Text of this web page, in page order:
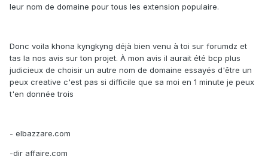
leur nom de domaine pour tous les extension populaire.
Donc voila khona kyngkyng déjà bien venu à toi sur forumdz et
tas la nos avis sur ton projet. À mon avis il aurait été bcp plus
judicieux de choisir un autre nom de domaine essayés d'être un
peux creative c'est pas si difficile que sa moi en 1 minute je peux
t'en donnée trois
- elbazzare.com
-dir affaire.com